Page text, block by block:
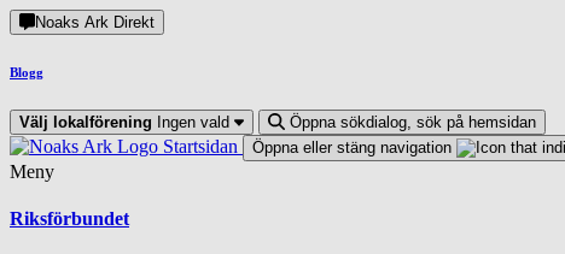
Noaks Ark Direkt
Blogg
Välj lokalförening Ingen vald Öppna sökdialog, sök på hemsidan
Startsidan Öppna eller stäng navigation
Meny
Riksförbundet